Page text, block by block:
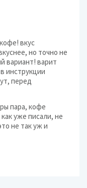
вкус
но точно не
вариант! варит
инструкции
перед
пара, кофе
уже писали, не
не так уж и